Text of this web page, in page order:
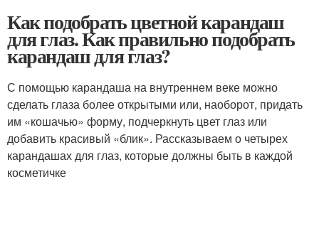
Как подобрать цветной карандаш
для глаз. Как правильно подобрать
карандаш для глаз?
С помощью карандаша на внутреннем веке можно
сделать глаза более открытыми или, наоборот, придать
им «кошачью» форму, подчеркнуть цвет глаз или
добавить красивый «блик». Рассказываем о четырех
карандашах для глаз, которые должны быть в каждой
косметичке